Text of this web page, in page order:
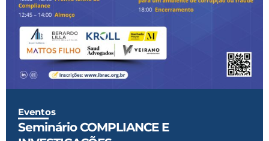
Eventos
Seminário COMPLIANCE E